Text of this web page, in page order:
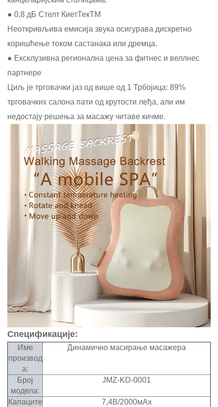
● 0,8 дБ Стелт КиетТекTM
Неоткривљива емисија звука осигурава дискретно
коришћење током састанака или дремца.
● Ексклузивна регионална цена за фитнес и веллнес
партнере
Циљ је трговачки јаз од више од 1 Трбојица: 89%
трговачких салона пати од крутости леђа, али им
недостају решења за масажу читаве кичме.
Спецификације:
Име
производ
а:
Динамично масирање масажера
Број
модела:
JMZ-KD-0001
Капаците
7,4В/2000мАх